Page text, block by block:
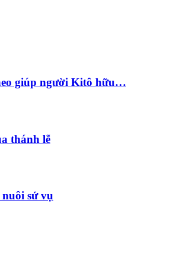
giúp người Kitô hữu…
thánh lễ
sứ vụ